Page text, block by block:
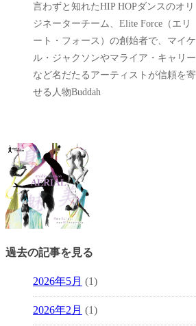
言わずと知れたHIP HOPダンスのオリ
ジネーターチーム、Elite Force（エリ
ート・フォース）の創始者で、マイケ
ル・ジャクソンやマライア・キャリー
など名だたるアーティストが信頼を寄
せる人物Buddah
過去の記事を見る
2026年5月 (1)
2026年2月 (1)